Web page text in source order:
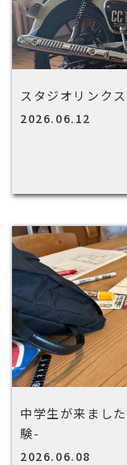
スタジオリンク
2026.06.12
中学生が来まし
験-
2026.06.08